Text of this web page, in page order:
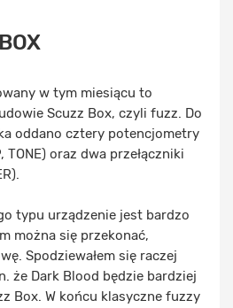
w tym miesiącu to
Scuzz Box, czyli fuzz. Do
oddano cztery potencjometry
TONE) oraz dwa przełączniki
typu urządzenie jest bardzo
można się przekonać,
Spodziewałem się raczej
że Dark Blood będzie bardziej
Box. W końcu klasyczne fuzzy